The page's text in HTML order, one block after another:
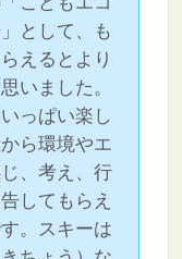
として、も
えるとより
いました。
っぱい楽し
ら環境やエ
、考え、行
してもらえ
。スキーは